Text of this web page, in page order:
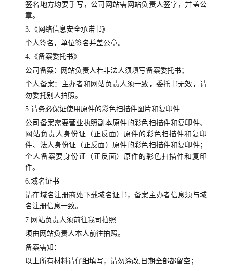
签名地方均要手写，公司网站需网站负责人签字，并盖公
章。
3.《网络信息安全承诺书》
个人签名，单位签名并盖公章。
4.《备案委托书》
公司备案：网站负责人若非法人须填写备案委托书；
个人备案：主办者和网站负责人须一致，委托书无效，请
勿委托别人拍照。
5.请务必保证使用原件的彩色扫描件图片和复印件
公司备案需要营业执照副本原件的彩色扫描件和复印件、
网站负责人身份证（正反面）原件的彩色扫描件和复印
件、法人身份证（正反面）原件的彩色扫描件和复印件；
个人备案要身份证（正反面）原件的彩色扫描件和复印
件。
6.域名证书
请在域名注册商处下载域名证书，备案主办者信息须与域
名注册信息一致。
7.网站负责人须前往我司拍照
须由网站负责人本人前往拍照。
备案需知：
以上所有材料请仔细填写，请勿涂改,日期全部都留空；